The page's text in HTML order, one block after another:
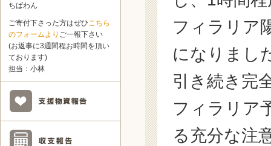
フィラリア
になりまし
引き続き完
フィラリア
る充分な注
ちばわん
ご寄付下さった方はぜひこちら
のフォームより ご一報下さい
(お返事に3週間程お時間を頂い
ております)
担当：小林